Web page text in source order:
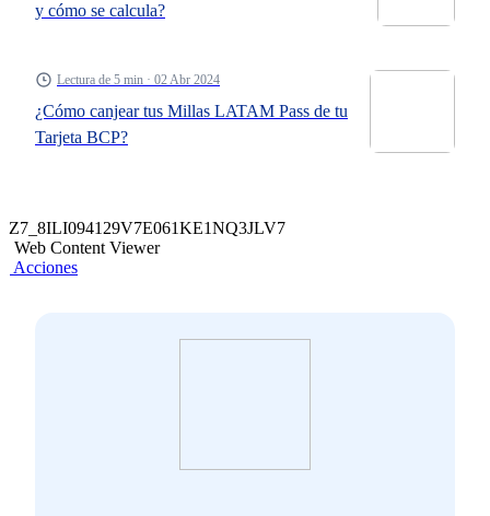
y cómo se calcula?
¿Cómo canjear tus Millas LATAM Pass de tu
Tarjeta BCP?
Lectura de 5 min · 02 Abr 2024
Z7_8ILI094129V7E061KE1NQ3JLV7
Web Content Viewer
Acciones